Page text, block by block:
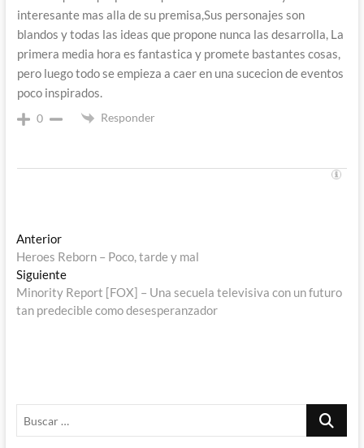
interesante mas alla de su premisa,Sus personajes son
blandos y todas las ideas que propone nunca las desarrolla, La
primera media hora es fantastica y promete bastantes cosas,
pero luego todo se empieza a caer en una sucecion de eventos
poco inspirados.
0 Responder
Navegación
de
entradas
AnteriorEntrada
anterior:
Heroes Reborn – Poco, tarde y mal
SiguienteEntrada
siguiente:
Minority Report [FOX] – Una secuela televisiva con un futuro
tan predecible como desesperanzador
Buscar